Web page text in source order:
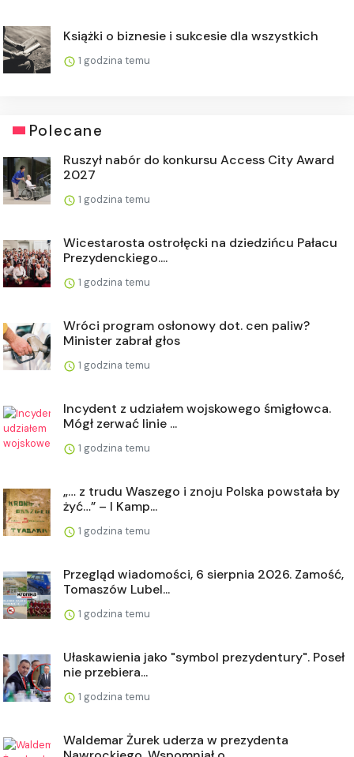
Książki o biznesie i sukcesie dla wszystkich
1 godzina temu
Polecane
Ruszył nabór do konkursu Access City Award
2027
1 godzina temu
Wicestarosta ostrołęcki na dziedzińcu Pałacu
Prezydenckiego....
1 godzina temu
Wróci program osłonowy dot. cen paliw?
Minister zabrał głos
1 godzina temu
Incydent z udziałem wojskowego śmigłowca.
Mógł zerwać linie ...
1 godzina temu
„… z trudu Waszego i znoju Polska powstała by
żyć…” – I Kamp...
1 godzina temu
Przegląd wiadomości, 6 sierpnia 2026. Zamość,
Tomaszów Lubel...
1 godzina temu
Ułaskawienia jako "symbol prezydentury". Poseł
nie przebiera...
1 godzina temu
Waldemar Żurek uderza w prezydenta